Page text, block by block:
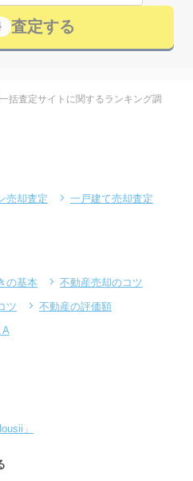
査定する
括査定サイトに関するランキング調
売却査定
一戸建て売却査定
の基本
不動産売却のコツ
ツ
不動産の評価額
A
」